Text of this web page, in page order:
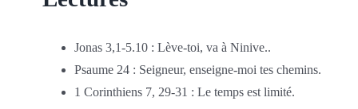
Jonas 3,1-5.10 : Lève-toi, va à Ninive..
Psaume 24 : Seigneur, enseigne-moi tes chemins.
1 Corinthiens 7, 29-31 : Le temps est limité.